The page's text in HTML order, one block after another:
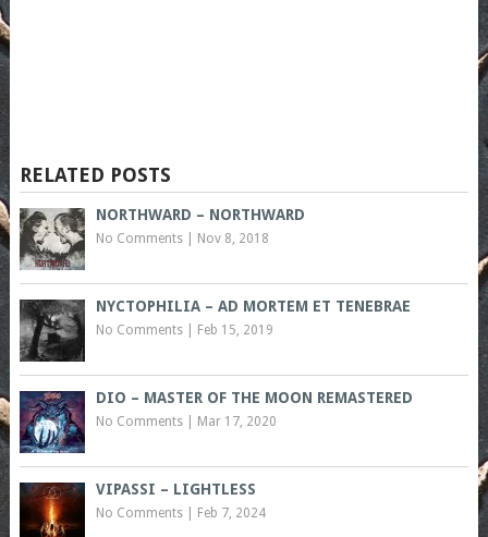
RELATED POSTS
NORTHWARD – NORTHWARD
No Comments| Nov 8, 2018
NYCTOPHILIA – AD MORTEM ET TENEBRAE
No Comments| Feb 15, 2019
DIO – MASTER OF THE MOON REMASTERED
No Comments| Mar 17, 2020
VIPASSI – LIGHTLESS
No Comments| Feb 7, 2024